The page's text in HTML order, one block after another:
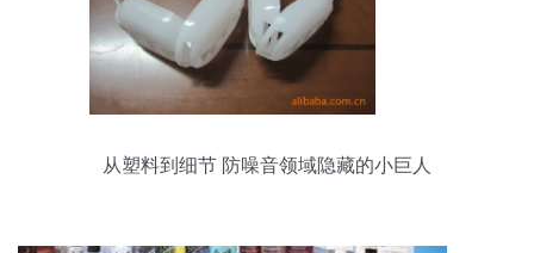
从塑料到细节 防噪音领域隐藏的小巨人